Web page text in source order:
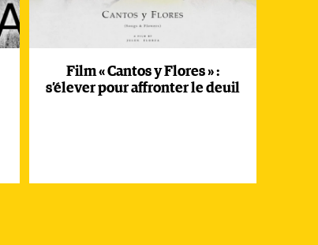
Film « Cantos y Flores » :
s’élever pour affronter le deuil